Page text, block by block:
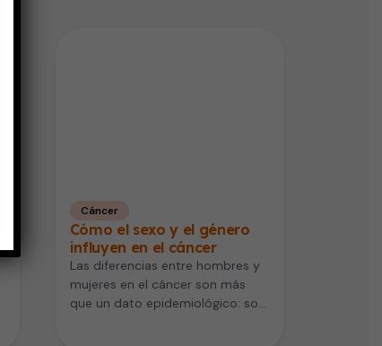
Cáncer
Cómo el sexo y el género
influyen en el cáncer
Las diferencias entre hombres y
mujeres en el cáncer son más
que un dato epidemiológico: son